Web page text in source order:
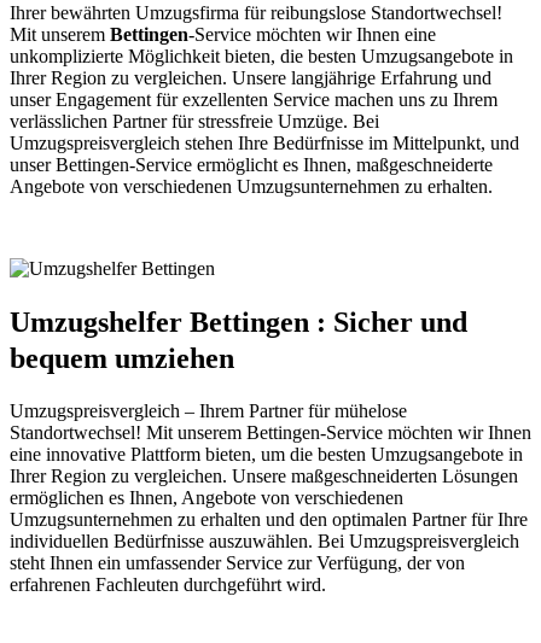
Ihrer bewährten Umzugsfirma für reibungslose Standortwechsel!
Mit unserem Bettingen-Service möchten wir Ihnen eine
unkomplizierte Möglichkeit bieten, die besten Umzugsangebote in
Ihrer Region zu vergleichen. Unsere langjährige Erfahrung und
unser Engagement für exzellenten Service machen uns zu Ihrem
verlässlichen Partner für stressfreie Umzüge. Bei
Umzugspreisvergleich stehen Ihre Bedürfnisse im Mittelpunkt, und
unser Bettingen-Service ermöglicht es Ihnen, maßgeschneiderte
Angebote von verschiedenen Umzugsunternehmen zu erhalten.
Umzugshelfer Bettingen : Sicher und
bequem umziehen
Umzugspreisvergleich – Ihrem Partner für mühelose
Standortwechsel! Mit unserem Bettingen-Service möchten wir Ihnen
eine innovative Plattform bieten, um die besten Umzugsangebote in
Ihrer Region zu vergleichen. Unsere maßgeschneiderten Lösungen
ermöglichen es Ihnen, Angebote von verschiedenen
Umzugsunternehmen zu erhalten und den optimalen Partner für Ihre
individuellen Bedürfnisse auszuwählen. Bei Umzugspreisvergleich
steht Ihnen ein umfassender Service zur Verfügung, der von
erfahrenen Fachleuten durchgeführt wird.